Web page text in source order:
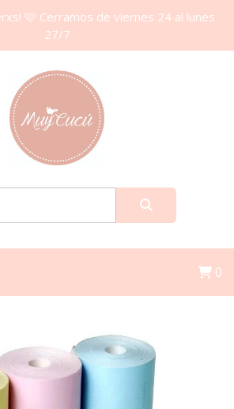
🩷 Cerramos de viernes 24 al lunes
27/7
0